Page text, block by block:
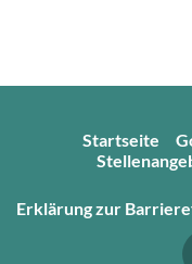
Startseite
Erklärung zur